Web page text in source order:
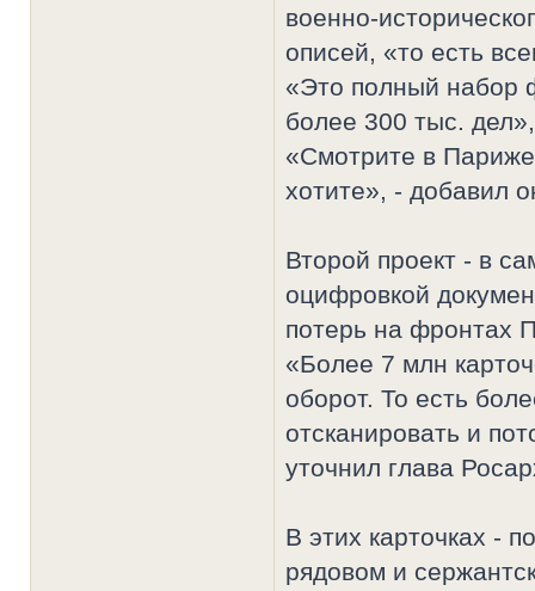
военно-
описей, «то есть
«Это полный набор
более 300 тыс.
«Смотрите в
хотите», - добавил
Второй проект - в
оцифровкой
потерь на фронтах
«Более 7 млн
оборот. То есть
отсканировать и
уточнил глава
В этих карточках -
рядовом и